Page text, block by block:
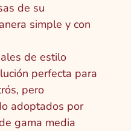
de su
simple y con
de estilo
perfecta para
pero
adoptados por
gama media